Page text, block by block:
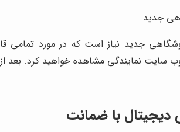
جدید
جدید نیاز است که در مورد تمامی
وب سایت نمایندگی مشاهده خواهید کرد.
دیجیتال با ضمانت